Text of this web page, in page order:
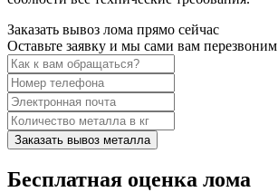
Заказать вывоз лома прямо сейчас
Оставьте заявку и мы сами вам перезвоним
Заказать вывоз металла
Бесплатная оценка лома